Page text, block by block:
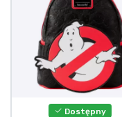
Dostępny